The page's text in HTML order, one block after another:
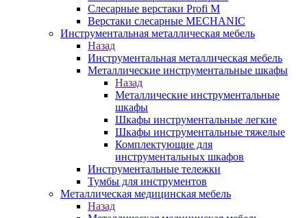
Слесарные верстаки Profi M
Верстаки слесарные MECHANIC
Инструментальная металлическая мебель
Назад
Инструментальная металлическая мебель
Металлические инструментальные шкафы
Назад
Металлические инструментальные
шкафы
Шкафы инструментальные легкие
Шкафы инструментальные тяжелые
Комплектующие для
инструментальных шкафов
Инструментальные тележки
Тумбы для инструментов
Металлическая медицинская мебель
Назад